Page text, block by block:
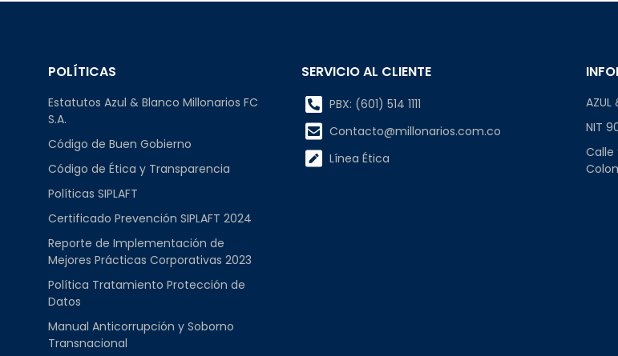
POLÍTICAS
Estatutos Azul & Blanco Millonarios FC
S.A.
Código de Buen Gobierno
Código de Ética y Transparencia
Políticas SIPLAFT
Certificado Prevención SIPLAFT 2024
Reporte de Implementación de
Mejores Prácticas Corporativas 2023
Política Tratamiento Protección de
Datos
Manual Anticorrupción y Soborno
Transnacional
SERVICIO AL CLIENTE
PBX: (601) 514 1111
Contacto@millonarios.com.co
Línea Ética
AZUL
NIT
Calle